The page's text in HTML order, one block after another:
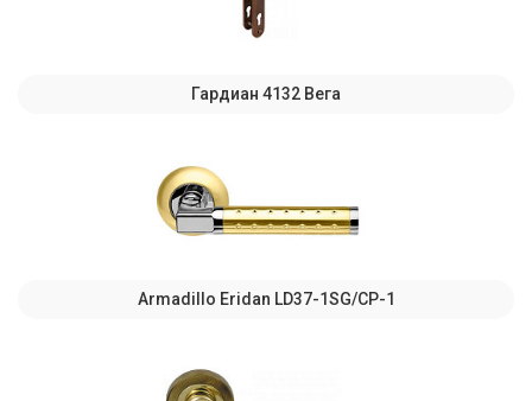
Гардиан 4132 Вега
Armadillo Eridan LD37-1SG/CP-1